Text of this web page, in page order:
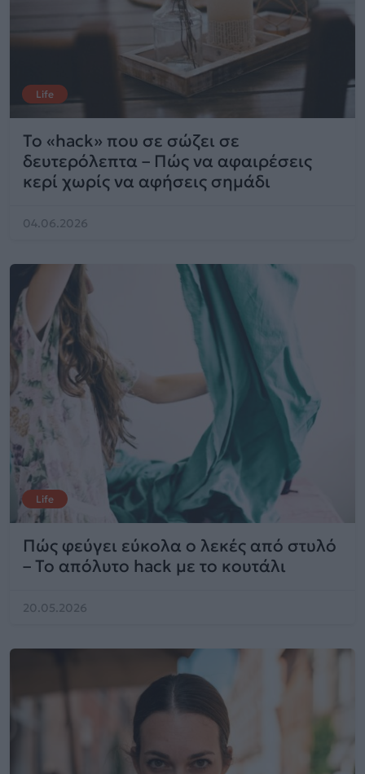
Life
Το «hack» που σε σώζει σε
δευτερόλεπτα – Πώς να αφαιρέσεις
κερί χωρίς να αφήσεις σημάδι
04.06.2026
Life
Πώς φεύγει εύκολα ο λεκές από στυλό
– Το απόλυτο hack με το κουτάλι
20.05.2026